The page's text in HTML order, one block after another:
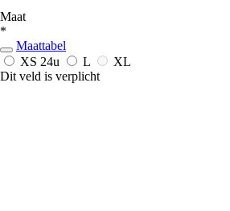
Maat
*
Maattabel
XS 24u L
XL
Dit veld is verplicht